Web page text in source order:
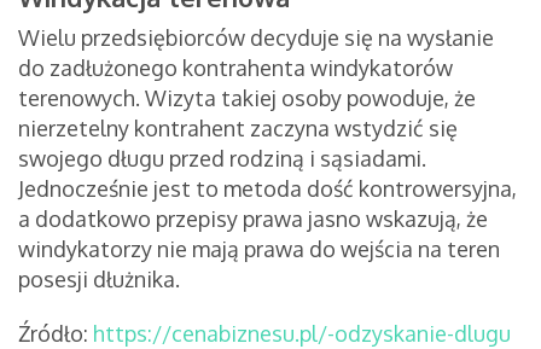
Wielu przedsiębiorców decyduje się na wysłanie
do zadłużonego kontrahenta windykatorów
terenowych. Wizyta takiej osoby powoduje, że
nierzetelny kontrahent zaczyna wstydzić się
swojego długu przed rodziną i sąsiadami.
Jednocześnie jest to metoda dość kontrowersyjna,
a dodatkowo przepisy prawa jasno wskazują, że
windykatorzy nie mają prawa do wejścia na teren
posesji dłużnika.
Źródło: https://cenabiznesu.pl/-odzyskanie-dlugu